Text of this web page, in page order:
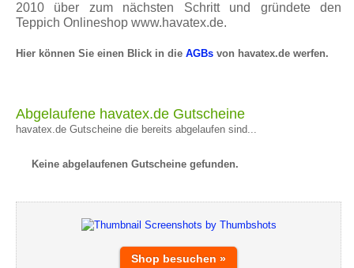
2010 über zum nächsten Schritt und gründete den
Teppich Onlineshop www.havatex.de.
Hier können Sie einen Blick in die AGBs von havatex.de werfen.
Abgelaufene havatex.de Gutscheine
havatex.de Gutscheine die bereits abgelaufen sind...
Keine abgelaufenen Gutscheine gefunden.
Shop besuchen »